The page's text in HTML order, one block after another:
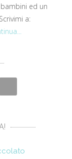
ed un
a: